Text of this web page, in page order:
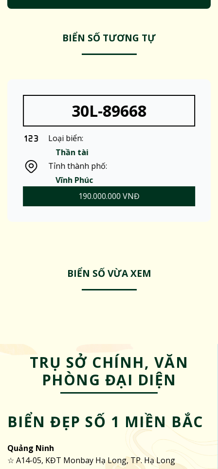
BIỂN SỐ TƯƠNG TỰ
30L-89668
Loại biển:
Thần tài
Tỉnh thành phố:
Vĩnh Phúc
190.000.000 VNĐ
BIỂN SỐ VỪA XEM
TRỤ SỞ CHÍNH, VĂN
PHÒNG ĐẠI DIỆN
BIỂN ĐẸP SỐ 1 MIỀN BẮC
Quảng Ninh
☆ A14-05, KĐT Monbay Hạ Long, TP. Hạ Long